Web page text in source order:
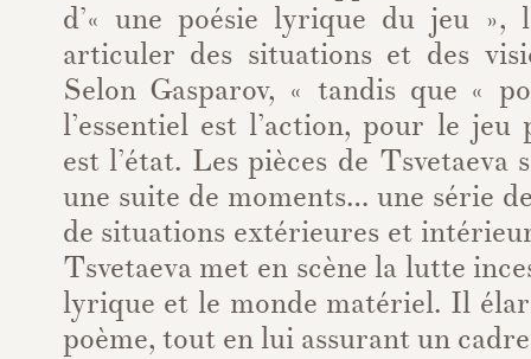
d’« une poésie lyrique du jeu »,
articuler des situations et des
Selon Gasparov, « tandis que «
l’essentiel est l’action, pour le jeu
est l’état. Les pièces de Tsvetaeva
une suite de moments… une série
de situations extérieures et
Tsvetaeva met en scène la lutte
lyrique et le monde matériel. Il
poème, tout en lui assurant un